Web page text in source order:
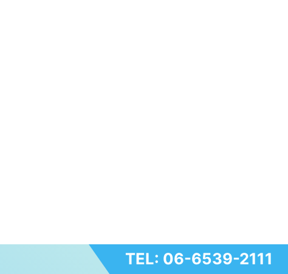
TEL: 06-6539-2111